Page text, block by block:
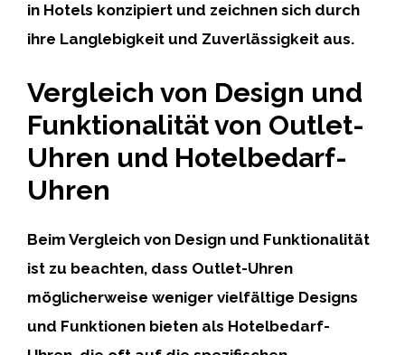
in Hotels konzipiert und zeichnen sich durch
ihre Langlebigkeit und Zuverlässigkeit aus.
Vergleich von Design und
Funktionalität von Outlet-
Uhren und Hotelbedarf-
Uhren
Beim Vergleich von Design und Funktionalität
ist zu beachten, dass Outlet-Uhren
möglicherweise weniger vielfältige Designs
und Funktionen bieten als Hotelbedarf-